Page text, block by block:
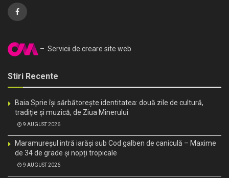
– Servicii de creare site web
Stiri Recente
Baia Sprie își sărbătorește identitatea: două zile de cultură,
tradiție și muzică, de Ziua Minerului
9 AUGUST 2026
Maramureșul intră iarăși sub Cod galben de caniculă – Maxime
de 34 de grade și nopți tropicale
9 AUGUST 2026